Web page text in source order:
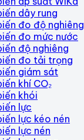
dây rung
đo độ nghiêng
đo mức nước
độ nghiêng
đo tải trọng
giám sát
khí CO₂
khói
lực
lực kéo nén
lực nén